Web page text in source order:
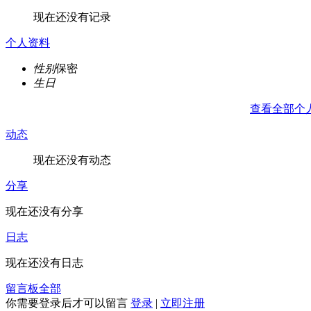
现在还没有记录
个人资料
性别保密
生日
查看全部个
动态
现在还没有动态
分享
现在还没有分享
日志
现在还没有日志
留言板全部
你需要登录后才可以留言 登录 | 立即注册